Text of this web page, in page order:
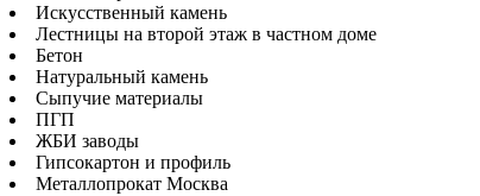
Искусственный камень
Лестницы на второй этаж в частном доме
Бетон
Натуральный камень
Сыпучие материалы
ПГП
ЖБИ заводы
Гипсокартон и профиль
Металлопрокат Москва